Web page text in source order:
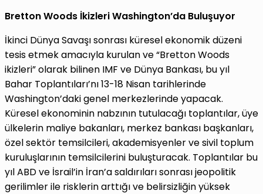
Bretton Woods İkizleri Washington’da Buluşuyor
İkinci Dünya Savaşı sonrası küresel ekonomik düzeni
tesis etmek amacıyla kurulan ve “Bretton Woods
ikizleri” olarak bilinen IMF ve Dünya Bankası, bu yıl
Bahar Toplantıları’nı 13-18 Nisan tarihlerinde
Washington’daki genel merkezlerinde yapacak.
Küresel ekonominin nabzının tutulacağı toplantılar, üye
ülkelerin maliye bakanları, merkez bankası başkanları,
özel sektör temsilcileri, akademisyenler ve sivil toplum
kuruluşlarının temsilcilerini buluşturacak. Toplantılar bu
yıl ABD ve İsrail’in İran’a saldırıları sonrası jeopolitik
gerilimler ile risklerin arttığı ve belirsizliğin yüksek